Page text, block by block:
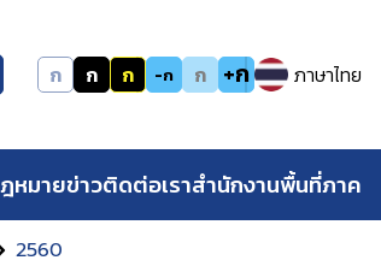
ก ก ก -ก ก +ก ภาษาไทย
หมายข่าวติดต่อเราสำนักงานพื้นที่ภาค
2560